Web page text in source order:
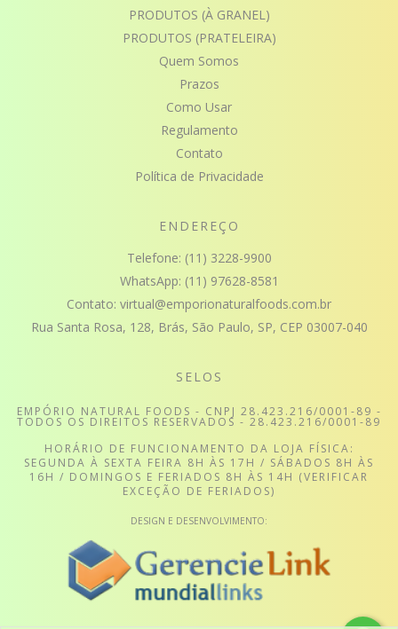
PRODUTOS (À GRANEL)
PRODUTOS (PRATELEIRA)
Quem Somos
Prazos
Como Usar
Regulamento
Contato
Política de Privacidade
ENDEREÇO
Telefone: (11) 3228-9900
WhatsApp: (11) 97628-8581
Contato: virtual@emporionaturalfoods.com.br
Rua Santa Rosa, 128, Brás, São Paulo, SP, CEP 03007-040
SELOS
EMPÓRIO NATURAL FOODS - CNPJ 28.423.216/0001-89 -
TODOS OS DIREITOS RESERVADOS - 28.423.216/0001-89
HORÁRIO DE FUNCIONAMENTO DA LOJA FÍSICA:
SEGUNDA À SEXTA FEIRA 8H ÀS 17H / SÁBADOS 8H ÀS
16H / DOMINGOS E FERIADOS 8H ÀS 14H (VERIFICAR
EXCEÇÃO DE FERIADOS)
DESIGN E DESENVOLVIMENTO: